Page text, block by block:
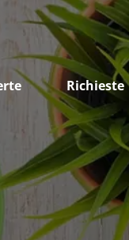
Richieste